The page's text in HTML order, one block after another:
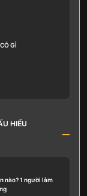
GÌ
HIỂU
nào? 1 người làm